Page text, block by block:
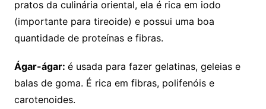
pratos da culinária oriental, ela é rica em iodo
(importante para tireoide) e possui uma boa
quantidade de proteínas e fibras.
Ágar-ágar: é usada para fazer gelatinas, geleias e
balas de goma. É rica em fibras, polifenóis e
carotenoides.